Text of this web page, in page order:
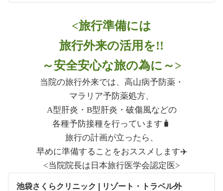
<旅行準備には
旅行外来の活用を!!
～安全安心な旅の為に～>
当院の旅行外来では、高山病予防薬・
マラリア予防薬処方、
A型肝炎・B型肝炎・破傷風などの
各種予防接種を行っています🧳
旅行の計画が立ったら、
早めに準備することをおススメします✈️
<当院院長は日本旅行医学会認定医>
池袋さくらクリニック | リゾート・トラベル外